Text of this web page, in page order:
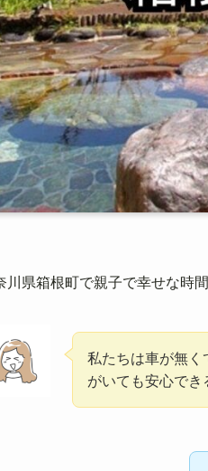
川県箱根町で親子で幸せな時
私たちは車が無く
がいても安心でき